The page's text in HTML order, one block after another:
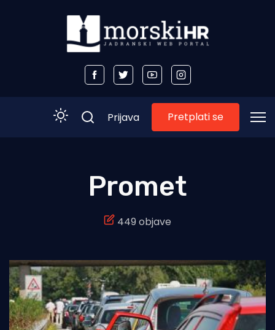
Otoci
Turizam i nautika
Pomorstvo
Prijava Pretplati se
Promet
449 objave